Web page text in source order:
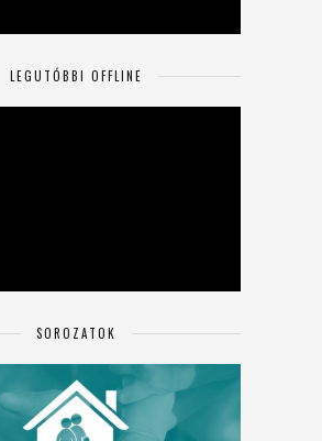
LEGUTÓBBI OFFLINE
SOROZATOK